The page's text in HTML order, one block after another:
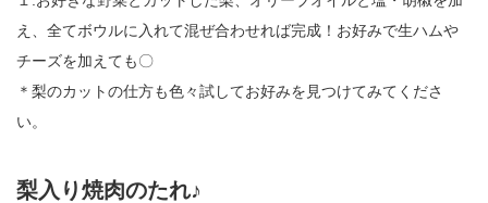
え、全てボウルに入れて混ぜ合わせれば完成！お好みで生ハムや
チーズを加えても〇
＊梨のカットの仕方も色々試してお好みを見つけてみてくださ
い。
梨入り焼肉のたれ♪